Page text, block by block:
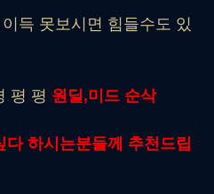
득 못보시면 힘들수도 있
평 평 원딜,미드 순삭
다 하시는분들께 추천드립